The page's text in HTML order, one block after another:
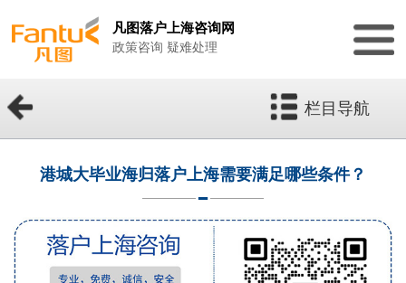
凡图落户上海咨询网
政策咨询 疑难处理
栏目导航
港城大毕业海归落户上海需要满足哪些条件？